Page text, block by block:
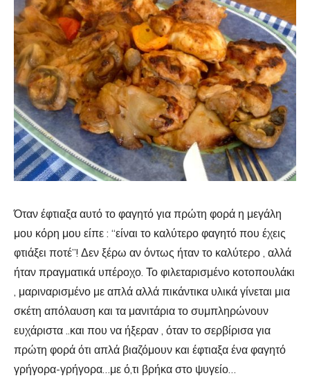
Όταν έφτιαξα αυτό το φαγητό για πρώτη φορά η μεγάλη
μου κόρη μου είπε : “είναι το καλύτερο φαγητό που έχεις
φτιάξει ποτέ”! Δεν ξέρω αν όντως ήταν το καλύτερο , αλλά
ήταν πραγματικά υπέροχο. Το φιλεταρισμένο κοτοπουλάκι
, μαριναρισμένο με απλά αλλά πικάντικα υλικά γίνεται μια
σκέτη απόλαυση και τα μανιτάρια το συμπληρώνουν
ευχάριστα ..και που να ήξεραν , όταν το σερβίρισα για
πρώτη φορά ότι απλά βιαζόμουν και έφτιαξα ένα φαγητό
γρήγορα-γρήγορα…με ό,τι βρήκα στο ψυγείο…